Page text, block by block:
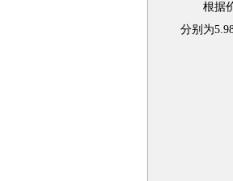
根据价
分别为